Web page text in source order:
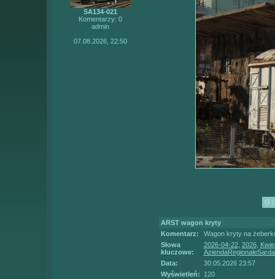
SA134-021
Komentarzy: 0
admin
07.08.2026, 22:50
ARST wagon kryty
Komentarz:
Wagon kryty na
Słowa
kluczowe:
2026-04-22, 2026,
Data:
30.05.2026 23:57
Wyświetleń:
120